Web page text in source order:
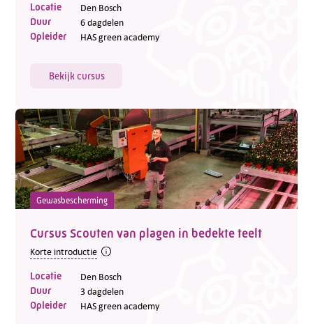
Locatie Den Bosch
Duur 6 dagdelen
Opleider HAS green academy
Bekijk cursus
Gewasbescherming
Cursus Scouten van plagen in bedekte teelt
Korte introductie
Locatie Den Bosch
Duur 3 dagdelen
Opleider HAS green academy